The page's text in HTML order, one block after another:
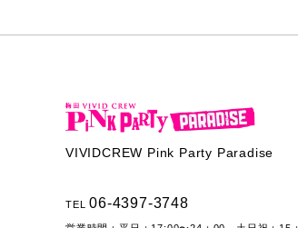
VIVIDCREW Pink Party Paradise
TEL06-4397-3748